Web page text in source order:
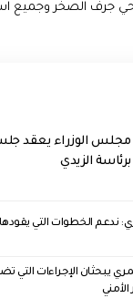
جرف الصخر وجميع
مجلس الوزراء يعقد
برئاسة الزيدي
ندعم الخطوات التي
يبحثان الإجراءات